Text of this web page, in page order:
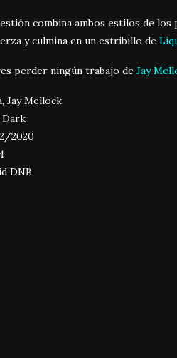
combina ambos estilos de
y culmina en un estribillo de
perder ningún trabajo de Jay
Jay Mellock
Dark
2020
DNB